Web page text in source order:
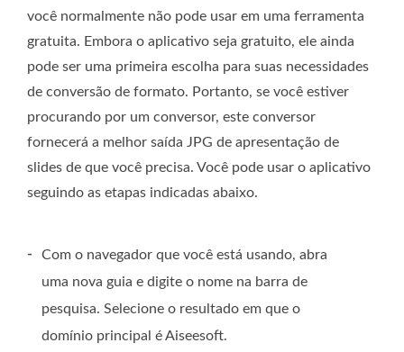
você normalmente não pode usar em uma ferramenta
gratuita. Embora o aplicativo seja gratuito, ele ainda
pode ser uma primeira escolha para suas necessidades
de conversão de formato. Portanto, se você estiver
procurando por um conversor, este conversor
fornecerá a melhor saída JPG de apresentação de
slides de que você precisa. Você pode usar o aplicativo
seguindo as etapas indicadas abaixo.
-
Com o navegador que você está usando, abra
uma nova guia e digite o nome na barra de
pesquisa. Selecione o resultado em que o
domínio principal é Aiseesoft.